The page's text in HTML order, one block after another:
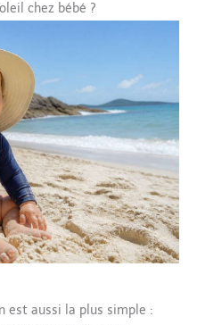
chez bébé ?
est aussi la plus simple :